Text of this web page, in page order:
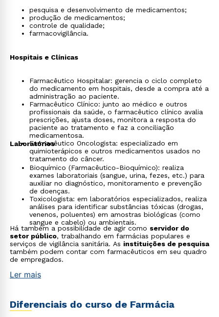
pesquisa e desenvolvimento de medicamentos;
produção de medicamentos;
controle de qualidade;
farmacovigilância.
Hospitais e Clínicas
Farmacêutico Hospitalar: gerencia o ciclo completo
do medicamento em hospitais, desde a compra até a
administração ao paciente.
Farmacêutico Clínico: junto ao médico e outros
profissionais da saúde, o farmacêutico clínico avalia
prescrições, ajusta doses, monitora a resposta do
paciente ao tratamento e faz a conciliação
medicamentosa.
Farmacêutico Oncologista: especializado em
quimioterápicos e outros medicamentos usados no
tratamento do câncer.
Laboratórios
Bioquímico (Farmacêutico-Bioquímico): realiza
exames laboratoriais (sangue, urina, fezes, etc.) para
auxiliar no diagnóstico, monitoramento e prevenção
de doenças.
Toxicologista: em laboratórios especializados, realiza
análises para identificar substâncias tóxicas (drogas,
venenos, poluentes) em amostras biológicas (como
sangue e cabelo) ou ambientais.
Há também a possibilidade de agir como servidor do
setor público, trabalhando em farmácias populares e
serviços de vigilância sanitária. As instituições de pesquisa
também podem contar com farmacêuticos em seu quadro
de empregados.
Ler mais
Diferenciais do curso de Farmácia